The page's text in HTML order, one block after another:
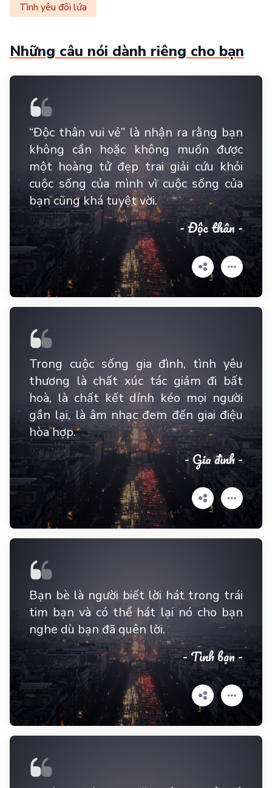
Tình yêu đôi lứa
Những câu nói dành riêng cho bạn
“Độc thân vui vẻ” là nhận ra rằng bạn
không cần hoặc không muốn được
một hoàng tử đẹp trai giải cứu khỏi
cuộc sống của mình vì cuộc sống của
bạn cũng khá tuyệt vời.
- Độc thân -
Trong cuộc sống gia đình, tình yêu
thương là chất xúc tác giảm đi bất
hoà, là chất kết dính kéo mọi người
gần lại, là âm nhạc đem đến giai điệu
hòa hợp.
- Gia đình -
Bạn bè là người biết lời hát trong trái
tim bạn và có thể hát lại nó cho bạn
nghe dù bạn đã quên lời.
- Tình bạn -